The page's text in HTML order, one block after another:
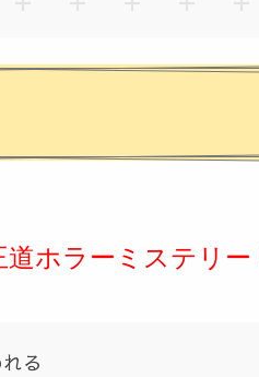
道ホラーミステリー
る